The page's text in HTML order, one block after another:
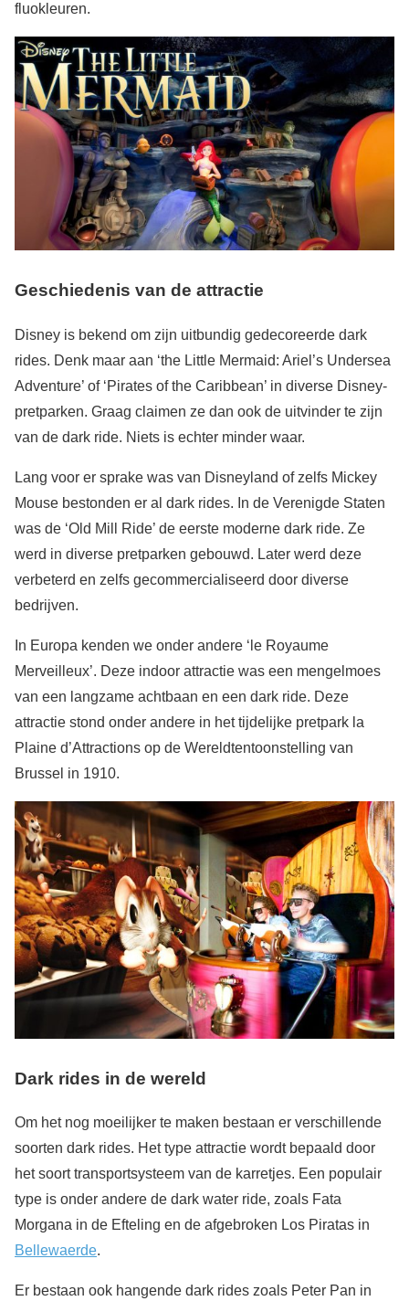
fluokleuren.
Geschiedenis van de attractie
Disney is bekend om zijn uitbundig gedecoreerde dark
rides. Denk maar aan ‘the Little Mermaid: Ariel’s Undersea
Adventure’ of ‘Pirates of the Caribbean’ in diverse Disney-
pretparken. Graag claimen ze dan ook de uitvinder te zijn
van de dark ride. Niets is echter minder waar.
Lang voor er sprake was van Disneyland of zelfs Mickey
Mouse bestonden er al dark rides. In de Verenigde Staten
was de ‘Old Mill Ride’ de eerste moderne dark ride. Ze
werd in diverse pretparken gebouwd. Later werd deze
verbeterd en zelfs gecommercialiseerd door diverse
bedrijven.
In Europa kenden we onder andere ‘le Royaume
Merveilleux’. Deze indoor attractie was een mengelmoes
van een langzame achtbaan en een dark ride. Deze
attractie stond onder andere in het tijdelijke pretpark la
Plaine d’Attractions op de Wereldtentoonstelling van
Brussel in 1910.
Dark rides in de wereld
Om het nog moeilijker te maken bestaan er verschillende
soorten dark rides. Het type attractie wordt bepaald door
het soort transportsysteem van de karretjes. Een populair
type is onder andere de dark water ride, zoals Fata
Morgana in de Efteling en de afgebroken Los Piratas in
Bellewaerde.
Er bestaan ook hangende dark rides zoals Peter Pan in